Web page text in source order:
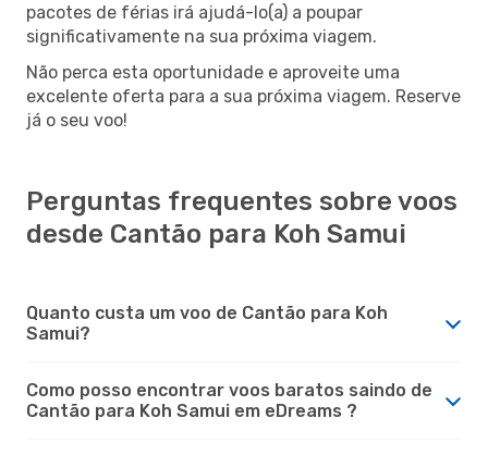
pacotes de férias irá ajudá-lo(a) a poupar
significativamente na sua próxima viagem.
Não perca esta oportunidade e aproveite uma
excelente oferta para a sua próxima viagem. Reserve
já o seu voo!
Perguntas frequentes sobre voos
desde Cantão para Koh Samui
Quanto custa um voo de Cantão para Koh
Samui?
Como posso encontrar voos baratos saindo de
Cantão para Koh Samui em eDreams ?